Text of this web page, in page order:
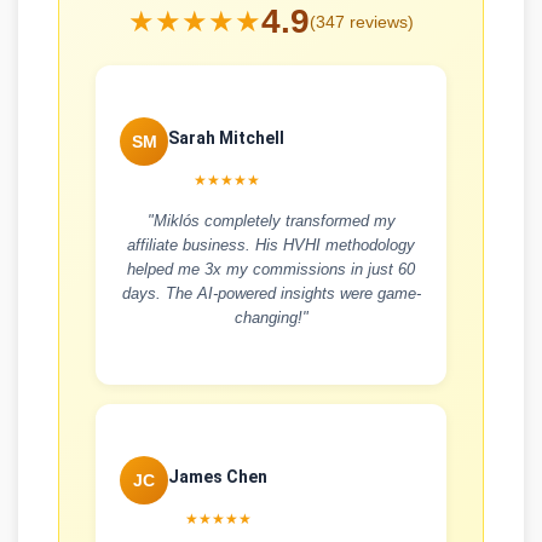
★★★★★4.9(347 reviews)
SM Sarah Mitchell
★★★★★
"Miklós completely transformed my
affiliate business. His HVHI methodology
helped me 3x my commissions in just 60
days. The AI-powered insights were game-
changing!"
JC James Chen
★★★★★